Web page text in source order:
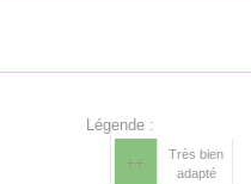
Légende :
++
Très bien
adapté